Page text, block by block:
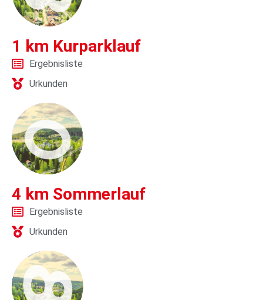
1 km Kurparklauf
Ergebnisliste
Urkunden
4 km Sommerlauf
Ergebnisliste
Urkunden